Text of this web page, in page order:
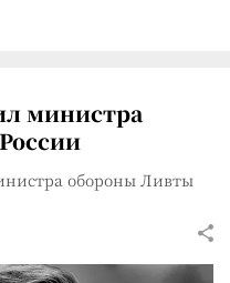
министра
обороны Ливты